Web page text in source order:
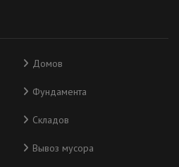
Домов
Фундамента
Складов
Вывоз мусора